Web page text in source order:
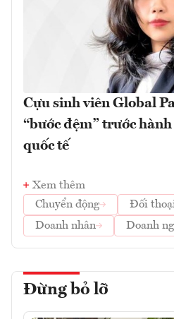
Cựu sinh viên Global
“bước đệm” trước
quốc tế
Xem thêm
Chuyển động
Đối
Doanh nhân
Doanh
Đừng bỏ lỡ